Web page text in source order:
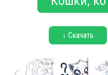
↓ Скачать